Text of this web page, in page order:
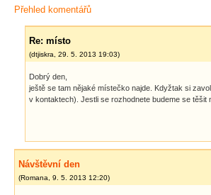
Přehled komentářů
Re: místo
(dtjiskra 29. 5. 2013 19:03)
Dobrý den,
ještě se tam nějaké místečko najde. Kdyžtak si
v kontaktech). Jestli se rozhodnete budeme se těšit
Návštěvní den
(Romana 9. 5. 2013 12:20)